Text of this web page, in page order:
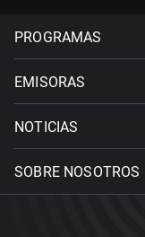
PROGRAMAS
EMISORAS
NOTICIAS
SOBRE NOSOTROS